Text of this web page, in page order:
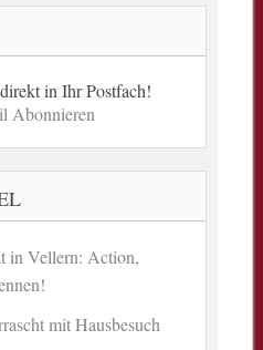
in Ihr Postfach!
Abonnieren
in Vellern: Action,
mit Hausbesuch